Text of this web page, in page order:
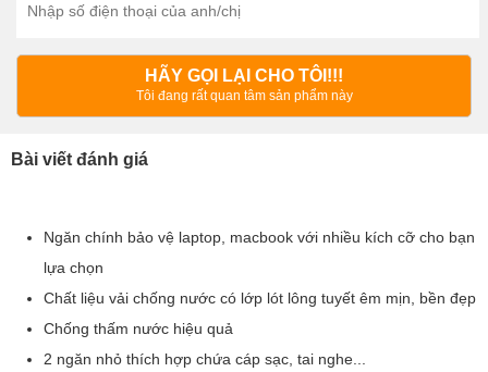
HÃY GỌI LẠI CHO TÔI!!!
Tôi đang rất quan tâm sản phẩm này
Bài viết đánh giá
Ngăn chính bảo vệ laptop, macbook với nhiều kích cỡ cho bạn
lựa chọn
Chất liệu vải chống nước có lớp lót lông tuyết êm mịn, bền đẹp
Chống thấm nước hiệu quả
2 ngăn nhỏ thích hợp chứa cáp sạc, tai nghe...